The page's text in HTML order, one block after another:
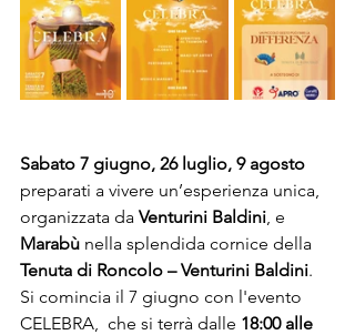
Sabato 7 giugno, 26 luglio, 9 agosto
preparati a vivere un’esperienza unica,
organizzata da Venturini Baldini, e
Marabù nella splendida cornice della
Tenuta di Roncolo – Venturini Baldini.
Si comincia il 7 giugno con l'evento
CELEBRA,  che si terrà dalle 18:00 alle